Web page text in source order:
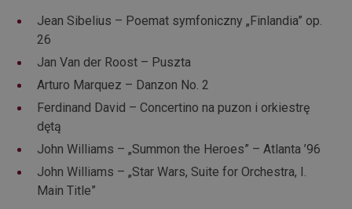
Jean Sibelius – Poemat symfoniczny „Finlandia” op.
26
Jan Van der Roost – Puszta
Arturo Marquez – Danzon No. 2
Ferdinand David – Concertino na puzon i orkiestrę
dętą
John Williams – „Summon the Heroes” – Atlanta ’96
John Williams – „Star Wars, Suite for Orchestra, I.
Main Title”